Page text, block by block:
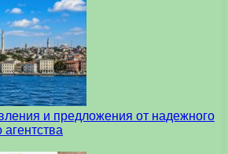
и предложения от надежного
агентства